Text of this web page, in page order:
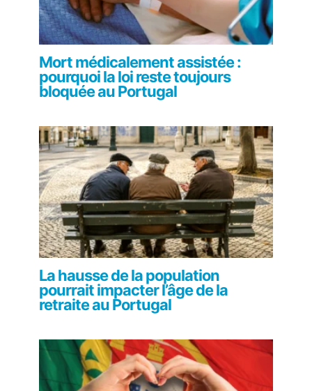
Mort médicalement assistée :
pourquoi la loi reste toujours
bloquée au Portugal
La hausse de la population
pourrait impacter l’âge de la
retraite au Portugal